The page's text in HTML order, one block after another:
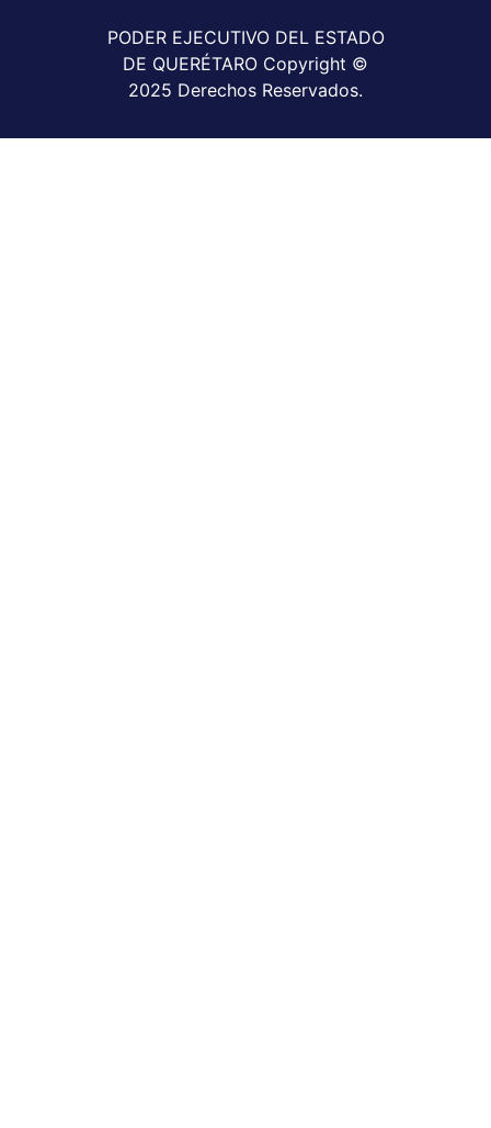
PODER EJECUTIVO DEL ESTADO
DE QUERÉTARO Copyright ©
2025 Derechos Reservados.